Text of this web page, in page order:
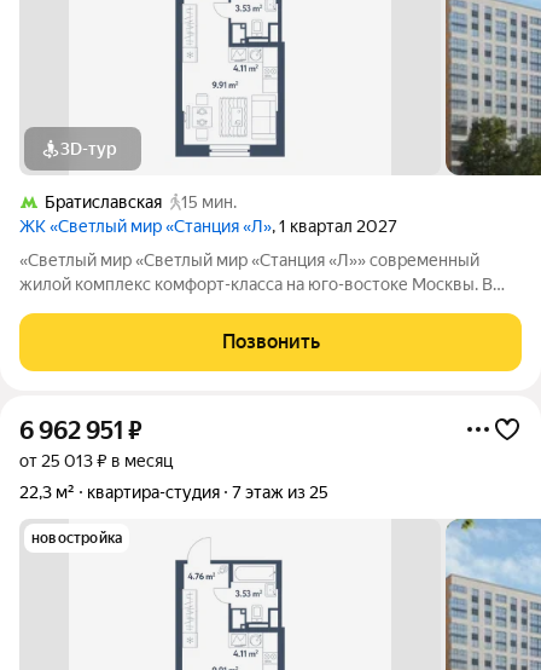
3D-тур
Братиславская
15 мин.
ЖК «Светлый мир «Станция «Л», 1 квартал 2027
«Светлый мир «Светлый мир «Станция «Л»» современный
жилой комплекс комфорт-класса на юго-востоке Москвы. В
благоустроенные дворы без машин, детские игровые
комплексы, спортивные площадки и многое другое.
Позвонить
6 962 951 ₽
от 25 013 ₽ в месяц
22,3 м²
квартира-студия 7 этаж из 25
новостройка